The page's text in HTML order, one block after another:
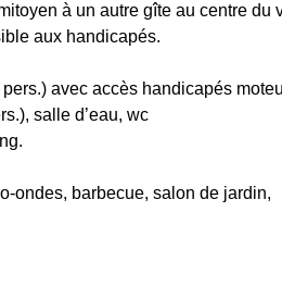
à un autre gîte au centre
aux handicapés.
avec accès handicapés
salle d’eau, wc
ondes, barbecue, salon de jardin,